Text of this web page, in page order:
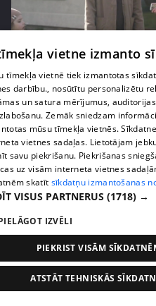
Grila sezonā lieliski
uztura principus
13. epizode
vietne izmanto
tīmekļa vietnē tiek izmantotas
darbību., nosūtītu personalizētu
un satura mērījumus,
Zemāk sniedzam
mūsu tīmekļa vietnēs.
vietnes sadaļas. Lietotājam
savu piekrišanu. Piekrišanas
uz visām interneta vietnes
skatīt sīkdatņu izmantošanas
VISUS PARTNERUS (1718) →
IZVĒLI
PIEKRIST VISĀM
ATSTĀT TEHNISKĀS